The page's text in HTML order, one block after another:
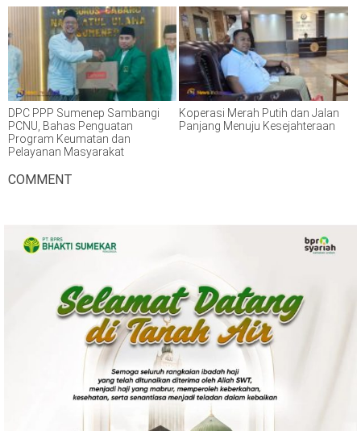
DPC PPP Sumenep Sambangi
PCNU, Bahas Penguatan
Program Keumatan dan
Pelayanan Masyarakat
Koperasi Merah Putih dan Jalan
Panjang Menuju Kesejahteraan
COMMENT